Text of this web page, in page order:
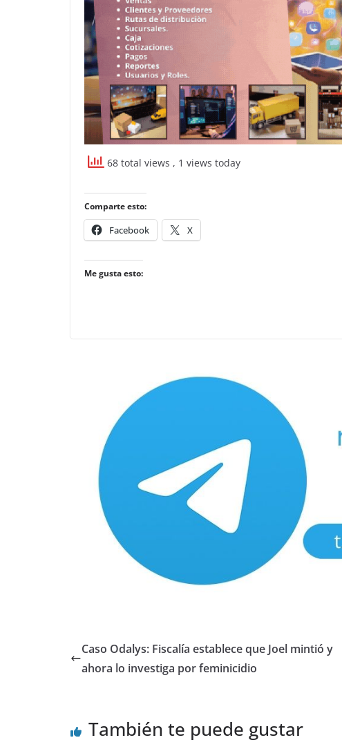
68 total views , 1 views today
Comparte esto:
Facebook X
Me gusta esto:
Caso Odalys: Fiscalía establece que Joel mintió y
ahora lo investiga por feminicidio
También te puede gustar